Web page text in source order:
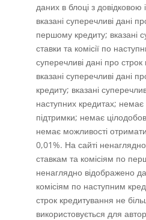
даних в блоці з
вказані суперечливі дані
першому кредиту; вказані
ставки та комісії по
суперечливі дані про
вказані суперечливі дані
кредиту; вказані
наступних кредитах;
підтримки; немає
немає можливості
0,01%. На сайті
ставкам та комісіям по
ненаглядно відображено
комісіям по наступним
строк кредитування не
використовується для